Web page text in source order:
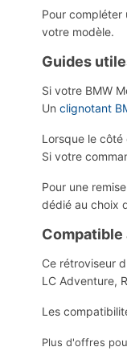
Pour
votre modèle.
Guides
Si votre BMW
Un clignotant
Lorsque le côté
Si votre
Pour une
dédié au choix
Compatible
Ce rétroviseur
LC Adventure,
Les
Plus d'offres